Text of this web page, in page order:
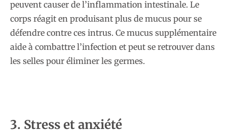
peuvent causer de l’inflammation intestinale. Le
corps réagit en produisant plus de mucus pour se
défendre contre ces intrus. Ce mucus supplémentaire
aide à combattre l’infection et peut se retrouver dans
les selles pour éliminer les germes.
3. Stress et anxiété